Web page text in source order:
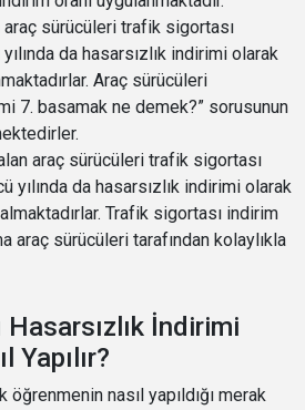
sürücüleri trafik sigortası
da hasarsızlık indirimi olarak
Araç sürücüleri
7. basamak ne demek?” sorusunun
araç sürücüleri trafik sigortası
yılında da hasarsızlık indirimi olarak
Trafik sigortası indirim
araç sürücüleri tarafından kolaylıkla
İndirimi
Yapılır?
nasıl yapıldığı merak